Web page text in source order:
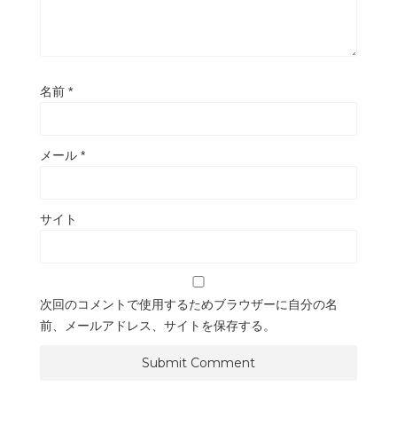
名前 *
メール *
サイト
次回のコメントで使用するためブラウザーに自分の名
前、メールアドレス、サイトを保存する。